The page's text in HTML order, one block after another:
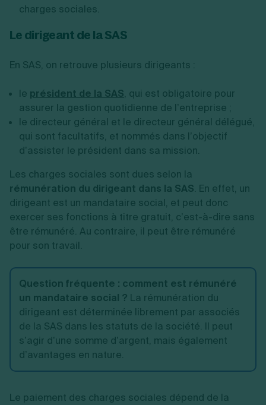
charges sociales.
Le dirigeant de la SAS
En SAS, on retrouve plusieurs dirigeants :
le président de la SAS, qui est obligatoire pour
assurer la gestion quotidienne de l’entreprise ;
le directeur général et le directeur général délégué,
qui sont facultatifs, et nommés dans l’objectif
d’assister le président dans sa mission.
Les charges sociales sont dues selon la
rémunération du dirigeant dans la SAS. En effet, un
dirigeant est un mandataire social, et peut donc
exercer ses fonctions à titre gratuit, c’est-à-dire sans
être rémunéré. Au contraire, il peut être rémunéré
pour son travail.
Question fréquente : comment est rémunéré
un mandataire social ? La rémunération du
dirigeant est déterminée librement par associés
de la SAS dans les statuts de la société. Il peut
s’agir d’une somme d’argent, mais également
d’avantages en nature.
Le paiement des charges sociales dépend de la